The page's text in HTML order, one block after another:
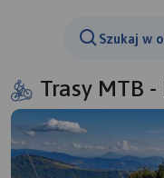
Szukaj w
Trasy MTB